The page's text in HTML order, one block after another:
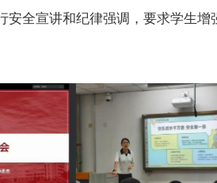
安全宣讲和纪律强调，要求学生